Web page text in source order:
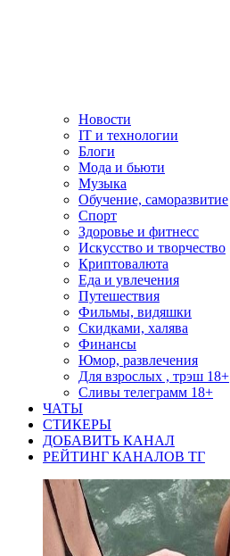
Новости
IT и технологии
Блоги
Мода и бьюти
Музыка
Обучение, саморазвитие
Спорт
Здоровье и фитнесс
Искусство и творчество
Криптовалюта
Еда и увлечения
Путешествия
Фильмы, видяшки
Скидками, халява
Финансы
Юмор, развлечения
Для взрослых , трэш 18+
Сливы телеграмм 18+
ЧАТЫ
СТИКЕРЫ
ДОБАВИТЬ КАНАЛ
РЕЙТИНГ КАНАЛОВ ТГ